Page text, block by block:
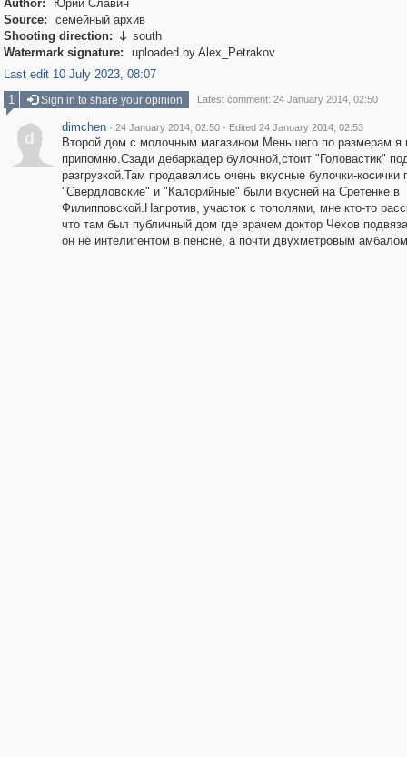
Author:
Юрий Славин
Source:
семейный архив
Shooting direction:  south
Watermark signature:
uploaded by Alex_Petrakov
Last edit 10 July 2023, 08:07
1
Sign in to share your opinion Latest comment: 24 January 2014, 02:50
d
dimchen · 24 January 2014, 02:50 · Edited 24 January 2014, 02:53
Второй дом с молочным магазином.Меньшего по размерам я
припомню.Сзади дебаркадер булочной,стоит "Головастик"
разгрузкой.Там продавались очень вкусные булочки-косички
"Свердловские" и "Калорийные" были вкусней на Сретенке в
Филипповской.Напротив, участок с тополями, мне кто-то
что там был публичный дом где врачем доктор Чехов
он не интелигентом в пенсне, а почти двухметровым